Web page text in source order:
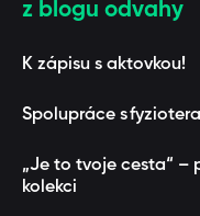
z blogu odvahy
K zápisu s aktovkou!
Spolupráce s
„Je to tvoje cesta“ –
kolekci